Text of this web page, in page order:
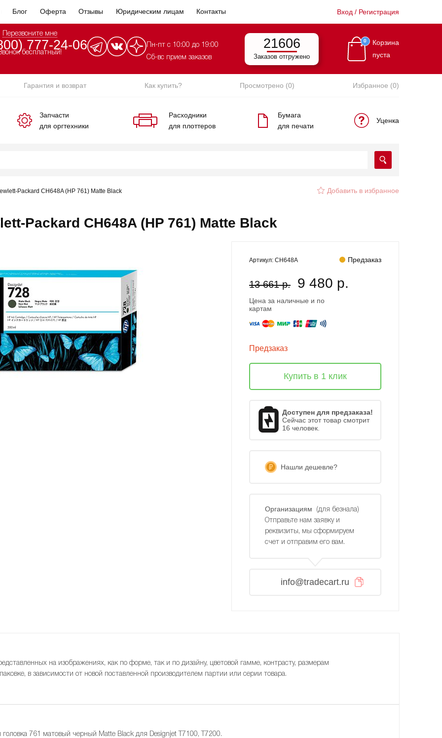
Блог Оферта Отзывы Юридическим лицам Контакты Вход / Регистрация
Перезвоните мне
777-24-06
бесплатный!
Пн-пт с 10:00 до 19:00
Сб-вс прием заказов
21606
Заказов отгружено
0
Корзина
пуста
Гарантия и возврат Как купить? Просмотрено (0) Избранное (0)
Запчасти
для оргтехники
Расходники
для плоттеров
Бумага
для печати
Уценка
Packard CH648A (HP 761) Matte Black Добавить в избранное
Packard CH648A (HP 761) Matte Black
Артикул: CH648A Предзаказ
13 661 р. 9 480 р.
Цена за наличные и по
картам
Предзаказ
Купить в 1 клик
Доступен для предзаказа!
Сейчас этот товар смотрит
16 человек.
Нашли дешевле?
Организациям
(для безнала)
Отправьте нам заявку и
реквизиты, мы сформируем
счет и отправим его вам.
info@tradecart.ru
на изображениях, как по форме, так и по дизайну, цветовой гамме, контрасту, размерам
в зависимости от новой поставленной производителем партии или серии товара.
головка 761 матовый черный Matte Black для Designjet T7100, T7200.